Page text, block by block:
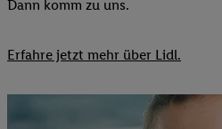
Dann komm zu uns.​
Erfahre jetzt mehr über Lidl.